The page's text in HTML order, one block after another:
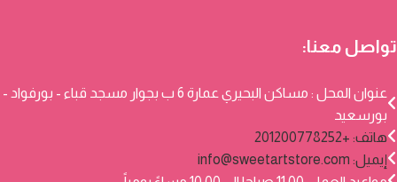
تواصل معنا:
عنوان المحل : مساكن البحيري عمارة 6 ب بجوار مسجد قباء - بورفواد -
بورسعيد
هاتف: +201200778252
إيميل: info@sweetartstore.com